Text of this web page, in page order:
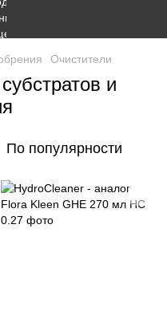
Очистители
и
По популярности